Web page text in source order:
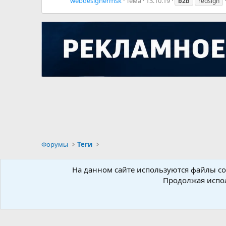
Форумы Теги
Russian
На данном сайте используются файлы
Продолжая